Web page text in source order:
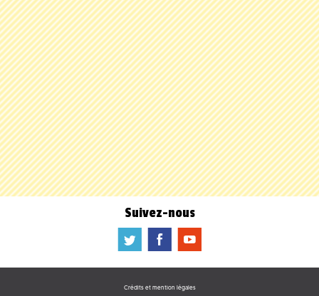
Suivez-nous
a b f
Crédits et mention légales